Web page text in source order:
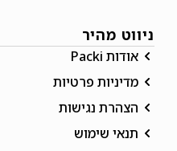
ניווט מהיר
אודות Packi
מדיניות פרטיות
הצהרת נגישות
תנאי שימוש